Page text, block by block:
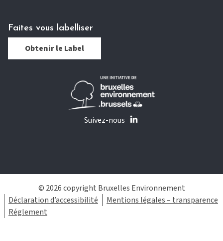
Faites vous labelliser
Obtenir le Label
Suivez-nous
© 2026 copyright Bruxelles Environnement
Déclaration d’accessibilité
Mentions légales – transparence
Réglement